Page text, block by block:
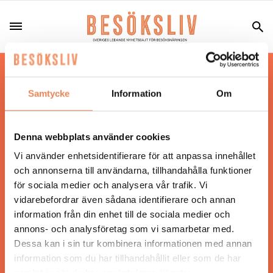
Samtycke Information Om
Denna webbplats använder cookies
Vi använder enhetsidentifierare för att anpassa innehållet
och annonserna till användarna, tillhandahålla funktioner
för sociala medier och analysera vår trafik. Vi
vidarebefordrar även sådana identifierare och annan
information från din enhet till de sociala medier och
annons- och analysföretag som vi samarbetar med.
Dessa kan i sin tur kombinera informationen med annan
information som du har tillhandahållit eller som de har
Hos oss läser du landets mest uppdaterade
nyheter och snackisar inom besöksnäringen.
Besöksliv i sin tryckta form är ett affärsmagasin
Tidningen ges ut avVisita
ANSVARIG UTGIVARE
Jonas Siljhammar
UPPHOVSRÄTT